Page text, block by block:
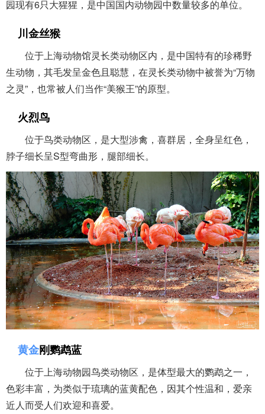
园现有6只大猩猩，是中国国内动物园中数量较多的单位。
川金丝猴
位于上海动物馆灵长类动物区内，是中国特有的珍稀野
生动物，其毛发呈金色且聪慧，在灵长类动物中被誉为“万物
之灵”，也常被人们当作“美猴王”的原型。
火烈鸟
位于鸟类动物区，是大型涉禽，喜群居，全身呈红色，
脖子细长呈S型弯曲形，腿部细长。
黄金刚鹦鹉蓝
位于上海动物园鸟类动物区，是体型最大的鹦鹉之一，
色彩丰富，为类似于琉璃的蓝黄配色，因其个性温和，爱亲
近人而受人们欢迎和喜爱。
取消 继续